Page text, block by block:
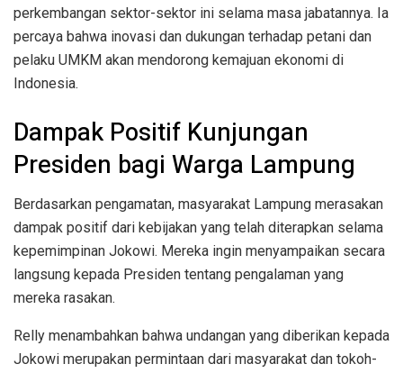
perkembangan sektor-sektor ini selama masa jabatannya. Ia
percaya bahwa inovasi dan dukungan terhadap petani dan
pelaku UMKM akan mendorong kemajuan ekonomi di
Indonesia.
Dampak Positif Kunjungan
Presiden bagi Warga Lampung
Berdasarkan pengamatan, masyarakat Lampung merasakan
dampak positif dari kebijakan yang telah diterapkan selama
kepemimpinan Jokowi. Mereka ingin menyampaikan secara
langsung kepada Presiden tentang pengalaman yang
mereka rasakan.
Relly menambahkan bahwa undangan yang diberikan kepada
Jokowi merupakan permintaan dari masyarakat dan tokoh-